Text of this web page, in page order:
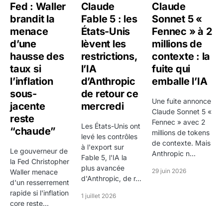
une zone déjà extrême ou au contraire dans une zone
médiane encore compatible avec plusieurs scénarios.
Quels facteurs macro influencent le cours
de Dollar australien / Yen japonais ?
Les taux directeurs sont l'un des moteurs les plus
importants du forex. Lorsqu'une banque centrale
paraît plus restrictive qu'une autre, sa devise a
souvent tendance à se renforcer. A cela s'ajoutent
l'inflation, la croissance, les données d'emploi, les
attentes de politique monétaire et parfois les écarts
de rendement obligataire. Le forex est ainsi un
marché où la macroéconomie se transmet très vite
aux prix.
Mais la paire Dollar australien / Yen japonais ne se
Fed : Waller
brandit la
menace
d’une
hausse des
taux si
l’inflation
sous-
jacente
reste
“chaude”
Le gouverneur de
la Fed Christopher
Waller menace
d'un resserrement
rapide si l'inflation
core reste...
Claude
Fable 5 : les
États-Unis
lèvent les
restrictions,
l’IA
d’Anthropic
de retour ce
mercredi
Les États-Unis ont
levé les contrôles
à l'export sur
Fable 5, l'IA la
plus avancée
d'Anthropic, de r...
1 juillet 2026
Claude
Sonnet 5 «
Fennec » à 2
millions de
contexte : la
fuite qui
emballe l’IA
Une fuite annonce
Claude Sonnet 5 «
Fennec » avec 2
millions de tokens
de contexte. Mais
Anthropic n...
29 juin 2026